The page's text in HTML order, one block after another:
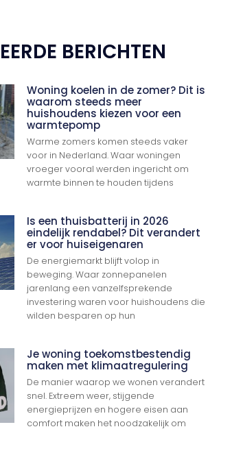
BERICHTEN
Woning koelen in de zomer? Dit is
waarom steeds meer
huishoudens kiezen voor een
warmtepomp
Warme zomers komen steeds vaker
voor in Nederland. Waar woningen
vroeger vooral werden ingericht om
warmte binnen te houden tijdens
Is een thuisbatterij in 2026
eindelijk rendabel? Dit verandert
er voor huiseigenaren
De energiemarkt blijft volop in
beweging. Waar zonnepanelen
jarenlang een vanzelfsprekende
investering waren voor huishoudens die
wilden besparen op hun
Je woning toekomstbestendig
maken met klimaatregulering
De manier waarop we wonen verandert
snel. Extreem weer, stijgende
energieprijzen en hogere eisen aan
comfort maken het noodzakelijk om